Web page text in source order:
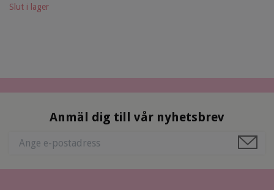
Slut i lager
Anmäl dig till vår nyhetsbrev